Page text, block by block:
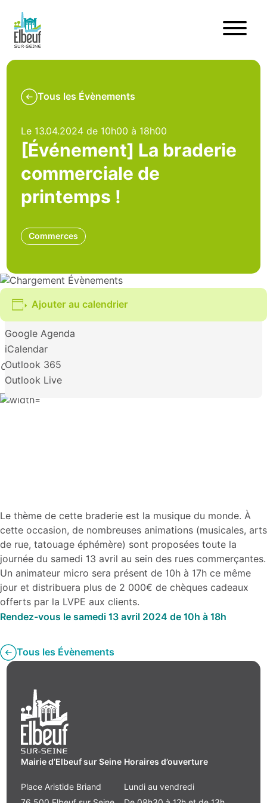
Tous les Évènements
Le 13.04.2024 de 10h00 à 18h00
[Événement] La braderie
commerciale de
printemps !
Commerces
Ajouter au calendrier
Google Agenda
iCalendar
Outlook 365
Outlook Live
Organisée par la LVPE en lien avec la Ville
Le thème de cette braderie est la musique du monde. À
cette occasion, de nombreuses animations (musicales, arts
de rue, tatouage éphémère) sont proposées toute la
journée du samedi 13 avril au sein des rues commerçantes.
Un animateur micro sera présent de 10h à 17h ce même
jour et distribuera plus de 2 000€ de chèques cadeaux
offerts par la LVPE aux clients.
Rendez-vous le samedi 13 avril 2024 de 10h à 18h
Tous les Évènements
Mairie d’Elbeuf sur Seine
Place Aristide Briand
Horaires d’ouverture
Lundi au vendredi